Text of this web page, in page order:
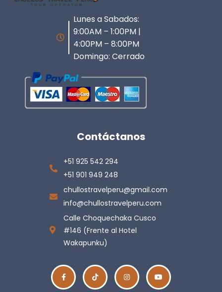
Lunes a Sabados:
9:00AM – 1:00PM |
4:00PM – 8:00PM
Domingo: Cerrado
Contáctanos
+51 925 542 294
+51 901 949 248
chullostravelperu@gmail.com
info@chullostravelperu.com
Calle Choquechaka Cusco
#146 (Frente al Hotel
Wakapunku)